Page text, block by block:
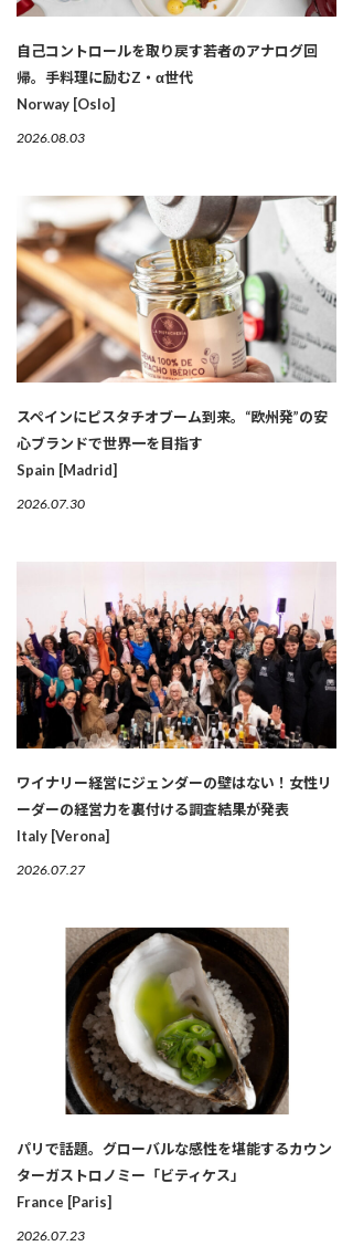
自己コントロールを取り戻す若者のアナログ回
帰。手料理に励むZ・α世代
Norway [Oslo]
2026.08.03
スペインにピスタチオブーム到来。“欧州発”の安
心ブランドで世界一を目指す
Spain [Madrid]
2026.07.30
ワイナリー経営にジェンダーの壁はない！女性リ
ーダーの経営力を裏付ける調査結果が発表
Italy [Verona]
2026.07.27
パリで話題。グローバルな感性を堪能するカウン
ターガストロノミー「ビティケス」
France [Paris]
2026.07.23